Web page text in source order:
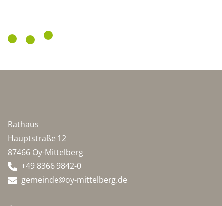
Rathaus
Hauptstraße 12
87466 Oy-Mittelberg
+49 8366 9842-0
gemeinde@oy-mittelberg.de